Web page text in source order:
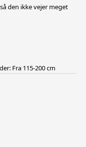
den ikke vejer meget
Fra 115-200 cm